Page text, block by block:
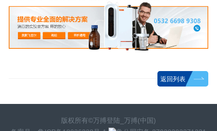
返回列表
版权所有©万搏登陆_万搏(中国)